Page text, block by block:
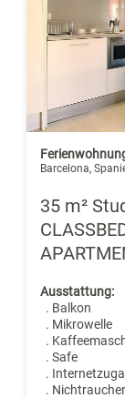
Barcelona,
35 m²
Ausstattung:
. Balkon
. Mikrowelle
.
. Safe
.
. Nichtraucher